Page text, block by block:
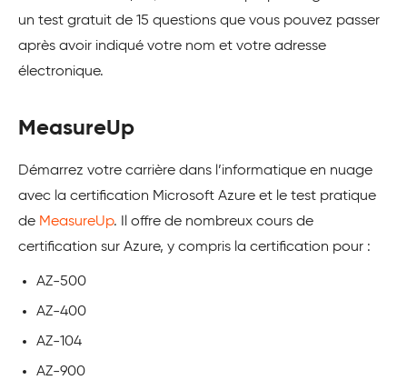
un test gratuit de 15 questions que vous pouvez passer
après avoir indiqué votre nom et votre adresse
électronique.
MeasureUp
Démarrez votre carrière dans l’informatique en nuage
avec la certification Microsoft Azure et le test pratique
de MeasureUp. Il offre de nombreux cours de
certification sur Azure, y compris la certification pour :
AZ-500
AZ-400
AZ-104
AZ-900